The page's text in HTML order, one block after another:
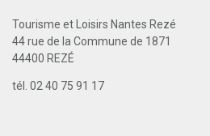
Tourisme et Loisirs Nantes Rezé
44 rue de la Commune de 1871
44400 REZÉ
tél. 02 40 75 91 17